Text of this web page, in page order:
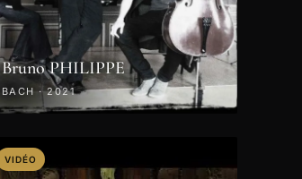
Bruno PHILIPPE
BACH · 2021
VIDÉO